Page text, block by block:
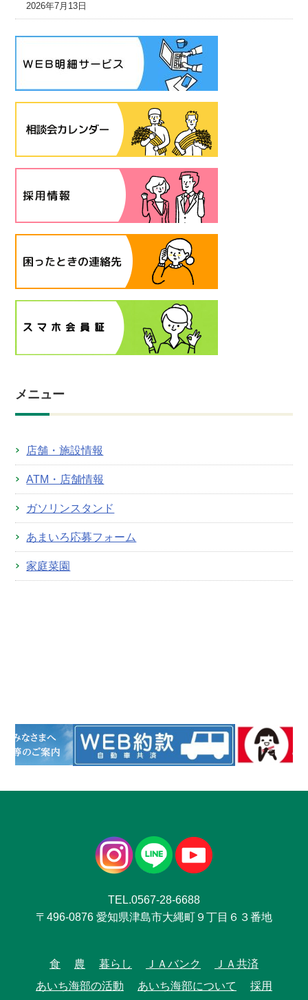
2026年7月13日
メニュー
店舗・施設情報
ATM・店舗情報
ガソリンスタンド
あまいろ応募フォーム
家庭菜園
TEL.0567-28-6688
〒496-0876 愛知県津島市大縄町９丁目６３番地
食 農 暮らし ＪＡバンク
ＪＡ共済
あいち海部の活動
あいち海部について 採用